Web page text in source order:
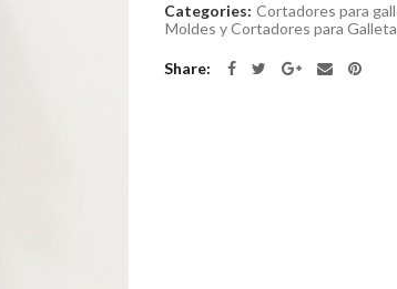
Categories: Cortadores para
Moldes y Cortadores para
Share